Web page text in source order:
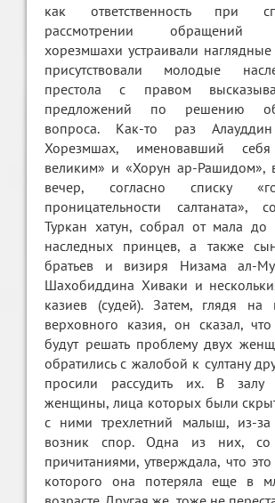
как ответственность при
рассмотрении обращений
хорезмшахи устраивали
присутствовали молодые
престола с правом
предложений по решению
вопроса. Как-то раз
Хорезмшах, именовавший себя
великим» и «Хорун ар-Рашидом»,
вечер, согласно списку
проницательности салтаната»,
Туркан хатун, собрал от мала до
наследных принцев, а также
братьев и визиря Низама ал-
Шахобиддина Хиваки и
казиев (судей). Затем, глядя на
верховного казия, он сказал,
будут решать проблему двух
обратились с жалобой к султану
просили рассудить их. В
женщины, лица которых были
с ними трехлетний малыш, из-за
возник спор. Одна из них,
причитаниями, утверждала, что
которого она потеряла еще в